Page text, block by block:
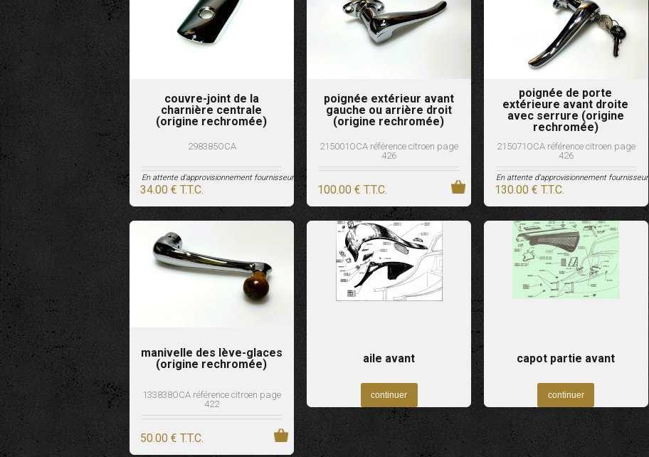
couvre-joint de la
charnière centrale
(origine rechromée)
298385OCA
34.00 € T.T.C.
En attente d'approvisionnement fournisseur
poignée extérieur avant
gauche ou arrière droit
(origine rechromée)
215001OCA référence citroen page
426
100.00 € T.T.C.
poignée de porte
extérieure avant droite
avec serrure (origine
rechromée)
215071OCA référence citroen page
426
130.00 € T.T.C.
En attente d'approvisionnement fournisseur
manivelle des lève-glaces
(origine rechromée)
133838OCA référence citroen page
422
50.00 € T.T.C.
aile avant capot partie avant